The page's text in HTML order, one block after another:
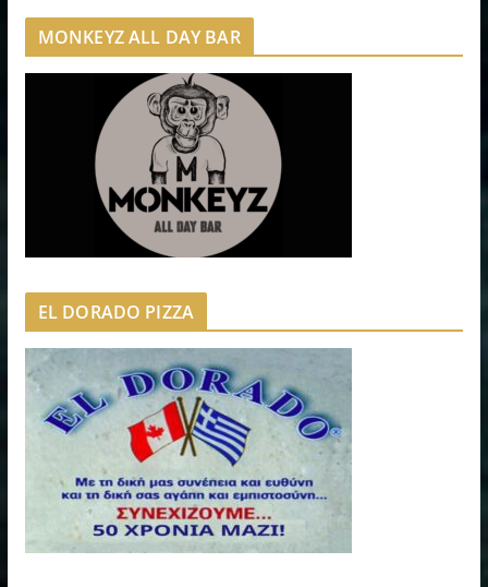
MONKEYZ ALL DAY BAR
EL DORADO PIZZA